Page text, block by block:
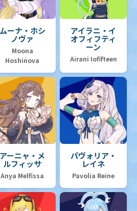
ムーナ・ホシ
ノヴァ
Moona
Hoshinova
アイラニ・イ
オフィフティ
ーン
Airani Iofifteen
アーニャ・メ
ルフィッサ
Anya Melfissa
パヴォリア・
レイネ
Pavolia Reine